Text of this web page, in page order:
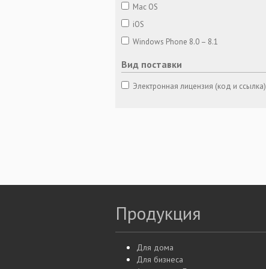
Mac OS
iOS
Windows Phone 8.0 – 8.1
Вид поставки
Электронная лицензия (код и ссылка)
Продукция
Для дома
Для бизнеса